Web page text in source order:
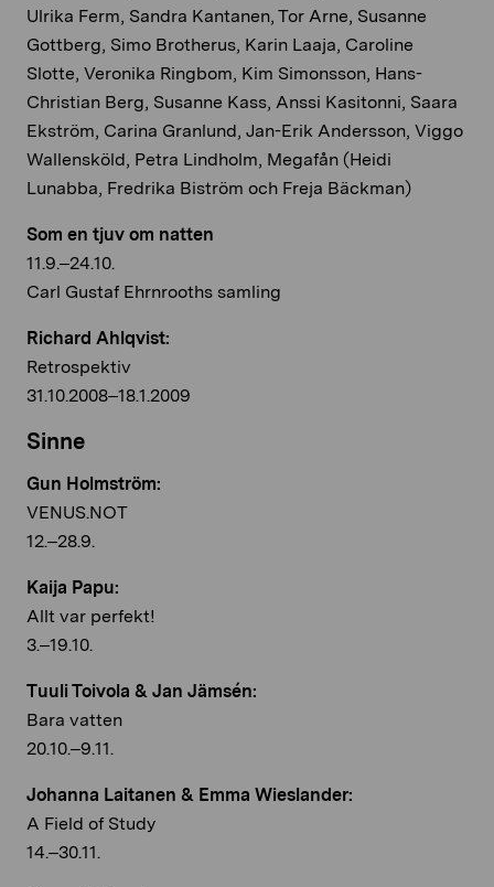
Ulrika Ferm, Sandra Kantanen, Tor Arne, Susanne
Gottberg, Simo Brotherus, Karin Laaja, Caroline
Slotte, Veronika Ringbom, Kim Simonsson, Hans-
Christian Berg, Susanne Kass, Anssi Kasitonni, Saara
Ekström, Carina Granlund, Jan-Erik Andersson, Viggo
Wallensköld, Petra Lindholm, Megafån (Heidi
Lunabba, Fredrika Biström och Freja Bäckman)
Som en tjuv om natten
11.9.–24.10.
Carl Gustaf Ehrnrooths samling
Richard Ahlqvist:
Retrospektiv
31.10.2008–18.1.2009
Sinne
Gun Holmström:
VENUS.NOT
12.–28.9.
Kaija Papu:
Allt var perfekt!
3.–19.10.
Tuuli Toivola & Jan Jämsén:
Bara vatten
20.10.–9.11.
Johanna Laitanen & Emma Wieslander:
A Field of Study
14.–30.11.